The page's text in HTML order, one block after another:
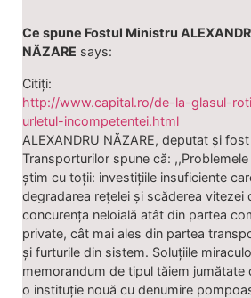
Ce spune Fostul Ministru
NĂZARE says:
Citiți:
http://www.capital.ro/de-la-glasul-
urletul-incompetentei.html
ALEXANDRU NĂZARE, deputat și
Transporturilor spune că:
știm cu toții: investițiile insuficiente
degradarea rețelei și scăderea vitezei
concurența neloială atât din partea
private, cât mai ales din partea
și furturile din sistem. Soluțiile
memorandum de tipul tăiem jumătate
o instituție nouă cu denumire